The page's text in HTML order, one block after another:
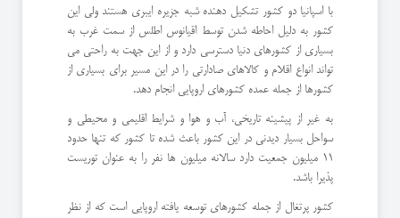
با اسپانیا دو کشور تشکیل دهنده شبه جزیره ایبری هستند ولی این
کشور به دلیل احاطه شدن توسط اقیانوس اطلس از سمت غرب به
بسیاری از کشورهای دنیا دسترسی دارد و از این جهت به راحتی می
تواند انواع اقلام و کالاهای صادارتی را در این مسیر برای بسیاری از
کشورها از جمله عمده کشورهای اروپایی انجام دهد.
به غیر از پیشینه تاریخی، آب و هوا و شرایط اقلیمی و محیطی و
سواحل بسیار دیدنی در این کشور باعث شده تا کشور که تنها حدود
11 میلیون جمعیت دارد سالانه میلیون ها نفر را به عنوان توریست
پذیرا باشد.
کشور پرتغال از جمله کشورهای توسعه یافته اروپایی است که از نظر